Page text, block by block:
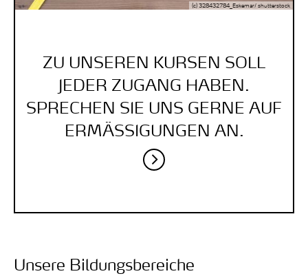
(c) 328432784_Eskemar/ shutterstock
ZU UNSEREN KURSEN SOLL
JEDER ZUGANG HABEN.
SPRECHEN SIE UNS GERNE AUF
ERMÄSSIGUNGEN AN.
Unsere Bildungsbereiche